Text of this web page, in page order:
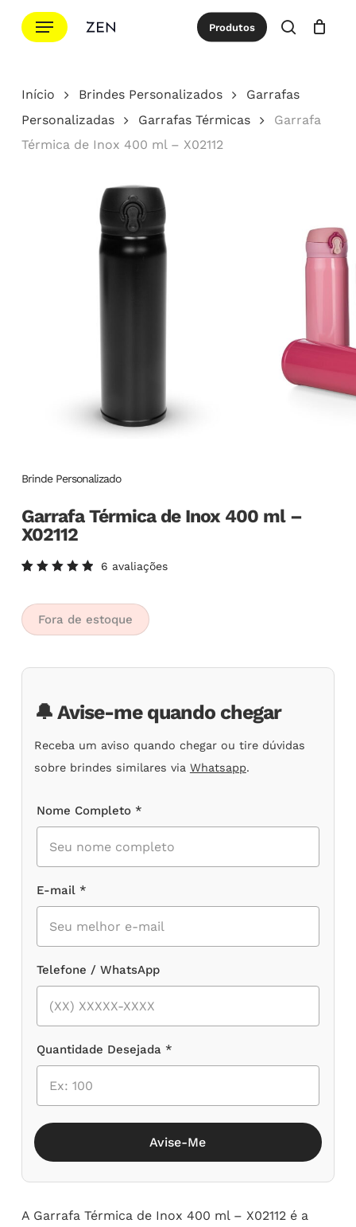
para
principal
Menu Produtos
procurar
Cotação Close
Início Brindes Personalizados
Garrafas
Personalizadas
Garrafas Térmicas
Garrafa
Térmica de Inox 400 ml – X02112
Brinde Personalizado
Garrafa Térmica de Inox 400 ml –
X02112
5.00de
5, com
baseado
em
clientes
6 avaliações
Fora de estoque
🔔 Avise-me quando chegar
Receba um aviso quando chegar ou tire dúvidas
sobre brindes similares via Whatsapp.
Nome Completo *
E-mail *
Telefone / WhatsApp
Quantidade Desejada *
Avise-Me
A Garrafa Térmica de Inox 400 ml – X02112 é a